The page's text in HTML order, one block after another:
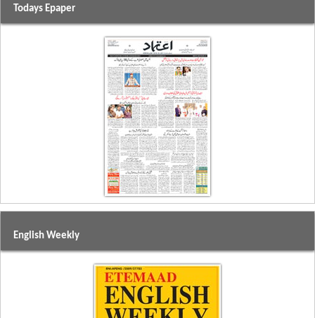
Todays Epaper
English Weekly